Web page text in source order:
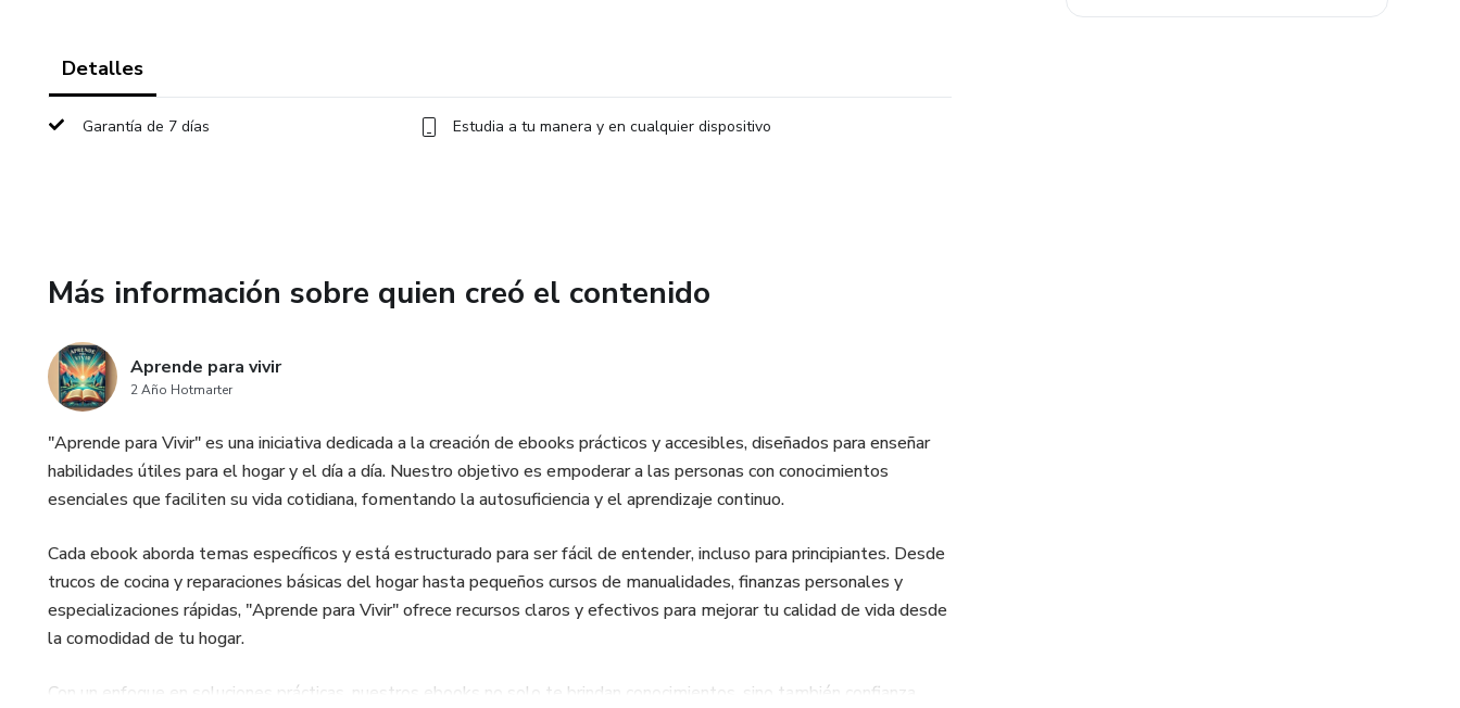
Detalles
Garantía de 7 días Estudia a tu manera y en cualquier dispositivo
Más información sobre quien creó el contenido
Aprende para vivir
2 Año Hotmarter
"Aprende para Vivir" es una iniciativa dedicada a la creación de ebooks prácticos y accesibles, diseñados para enseñar
habilidades útiles para el hogar y el día a día. Nuestro objetivo es empoderar a las personas con conocimientos
esenciales que faciliten su vida cotidiana, fomentando la autosuficiencia y el aprendizaje continuo.
Cada ebook aborda temas específicos y está estructurado para ser fácil de entender, incluso para principiantes. Desde
trucos de cocina y reparaciones básicas del hogar hasta pequeños cursos de manualidades, finanzas personales y
especializaciones rápidas, "Aprende para Vivir" ofrece recursos claros y efectivos para mejorar tu calidad de vida desde
la comodidad de tu hogar.
Con un enfoque en soluciones prácticas, nuestros ebooks no solo te brindan conocimientos, sino también confianza